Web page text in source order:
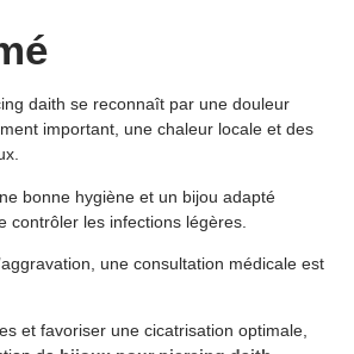
daith se reconnaît par une douleur
important, une chaleur locale et des
bonne hygiène et un bijou adapté
contrôler les infections légères.
une consultation médicale est
et favoriser une cicatrisation optimale,